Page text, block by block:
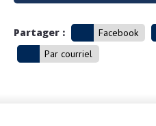
Partager : Facebook
Par courriel